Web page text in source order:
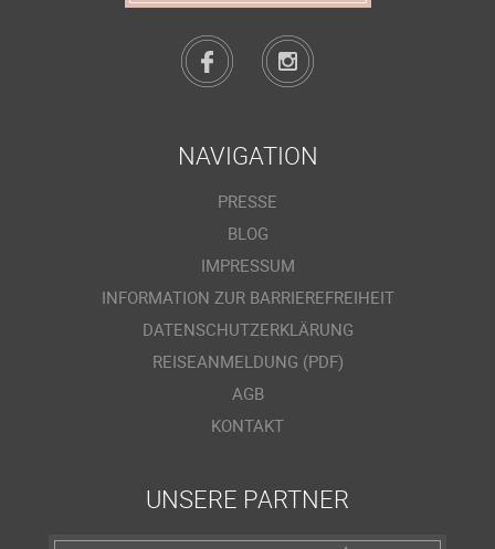
NAVIGATION
PRESSE
BLOG
IMPRESSUM
INFORMATION ZUR BARRIEREFREIHEIT
DATENSCHUTZERKLÄRUNG
REISEANMELDUNG (PDF)
AGB
KONTAKT
UNSERE PARTNER